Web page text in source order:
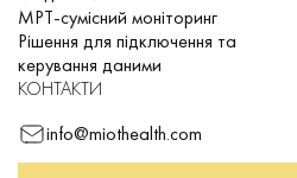
МРТ-сумісний моніторинг
Рішення для підключення та
керування даними
КОНТАКТИ
info@miothealth.com